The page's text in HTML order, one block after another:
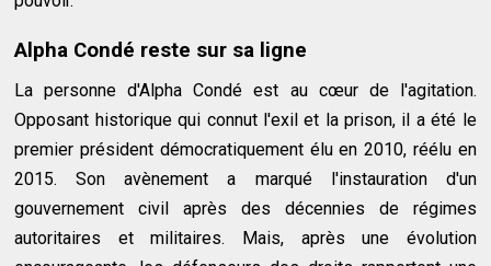
Alpha Condé reste sur sa ligne
La personne d'Alpha Condé est au cœur de l'agitation.
Opposant historique qui connut l'exil et la prison, il a été le
premier président démocratiquement élu en 2010, réélu en
2015. Son avènement a marqué l'instauration d'un
gouvernement civil après des décennies de régimes
autoritaires et militaires. Mais, après une évolution